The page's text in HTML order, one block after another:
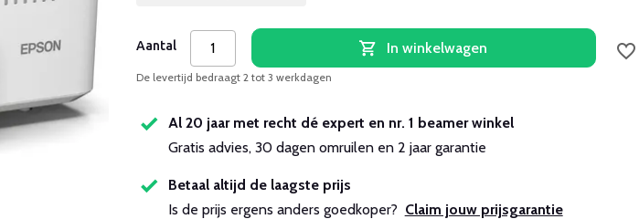
Aantal In winkelwagen
De levertijd bedraagt 2 tot 3 werkdagen
Al 20 jaar met recht dé expert en nr. 1 beamer winkel
Gratis advies, 30 dagen omruilen en 2 jaar garantie
Betaal altijd de laagste prijs
Is de prijs ergens anders goedkoper? Claim jouw prijsgarantie